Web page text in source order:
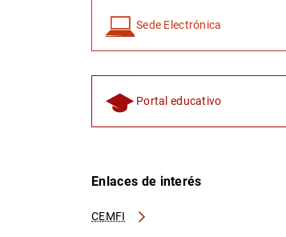
Sede Electrónica
Portal educativo
Enlaces de interés
CEMFI